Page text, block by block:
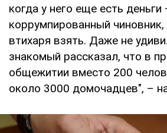
когда у него еще есть деньги
коррумпированный
втихаря взять. Даже не
знакомый рассказал, что в
общежитии вместо 200
около 3000 домочадцев", –